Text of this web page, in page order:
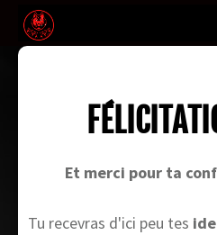
Et merci pour ta
Tu recevras d'ici peu tes